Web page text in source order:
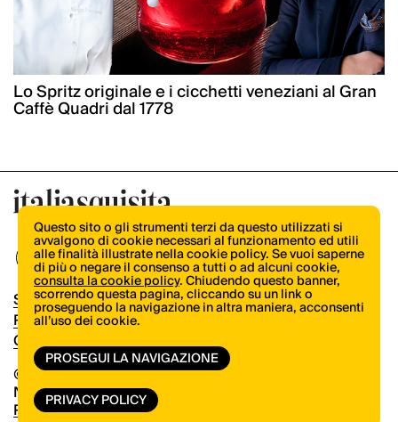
Lo Spritz originale e i cicchetti veneziani al Gran
Caffè Quadri dal 1778
© Copyright 2026.Vertical.it
N.ro Iscrizione ROC 32504
Privacy Policy
Shop
Pubblicità
Contatti
Questo sito o gli strumenti terzi da questo utilizzati si
avvalgono di cookie necessari al funzionamento ed utili
alle finalità illustrate nella cookie policy. Se vuoi saperne
di più o negare il consenso a tutti o ad alcuni cookie,
consulta la cookie policy. Chiudendo questo banner,
scorrendo questa pagina, cliccando su un link o
proseguendo la navigazione in altra maniera, acconsenti
all’uso dei cookie.
PROSEGUI LA NAVIGAZIONE
PRIVACY POLICY